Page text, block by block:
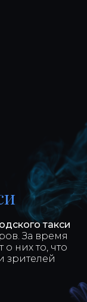
такси
За время
них то, что
зрителей